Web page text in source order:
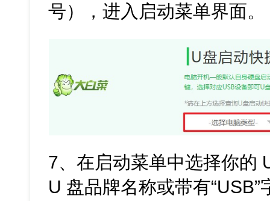
号），进入启动菜单界面。
7、在启动菜单中选择你的
U 盘品牌名称或带有